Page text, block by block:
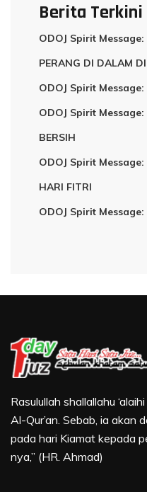
Berita Terkini
ODOJ Spirit Message:
PERANG DI DALAM
ODOJ Spirit Message:
ODOJ Spirit Message:
BERSIH
ODOJ Spirit Message:
HARI FITRI
ODOJ Spirit Message:
Rasulullah shallallahu
Al-Qur’an. Sebab, ia
pada hari Kiamat kepada
nya,” (HR. Ahmad)